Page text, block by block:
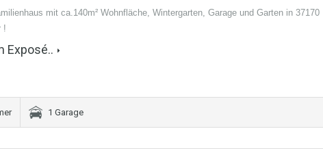
mit ca.140m² Wohnfläche, Wintergarten, Garage und Garten in 37170
!
Exposé..
1 Garage